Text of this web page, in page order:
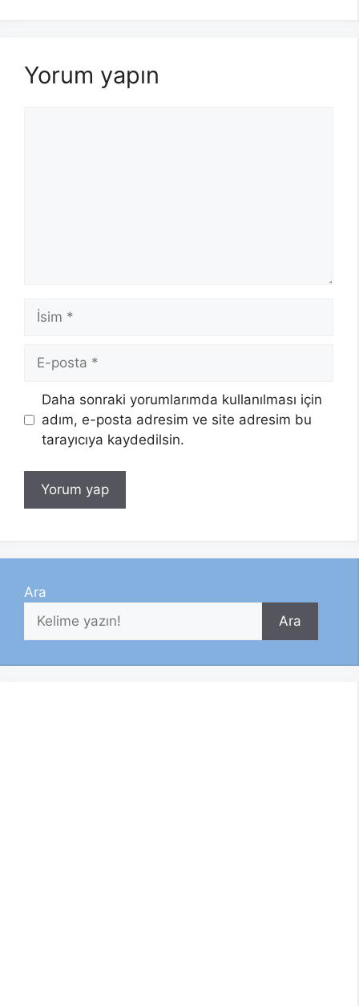
Yorum yapın
İsim
posta
Daha sonraki yorumlarımda kullanılması için
adım, e-posta adresim ve site adresim bu
tarayıcıya kaydedilsin.
Ara
Ara